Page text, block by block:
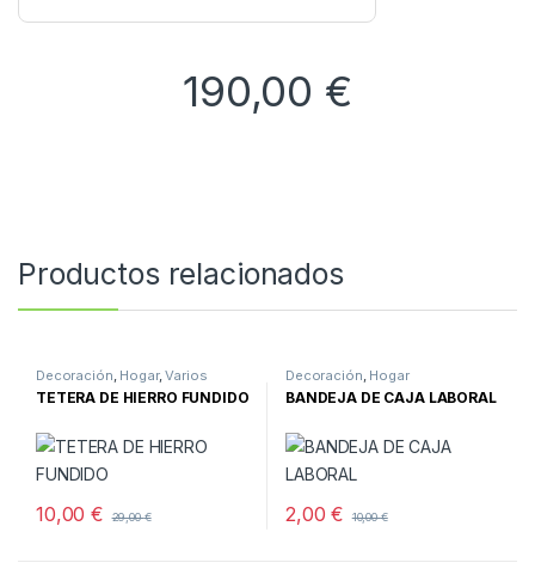
190,00 €
Productos relacionados
Decoración, Hogar,Varios
TETERA DE HIERRO FUNDIDO
10,00€ 29,00€
Decoración, Hogar
BANDEJA DE CAJA LABORAL
2,00€ 10,00€